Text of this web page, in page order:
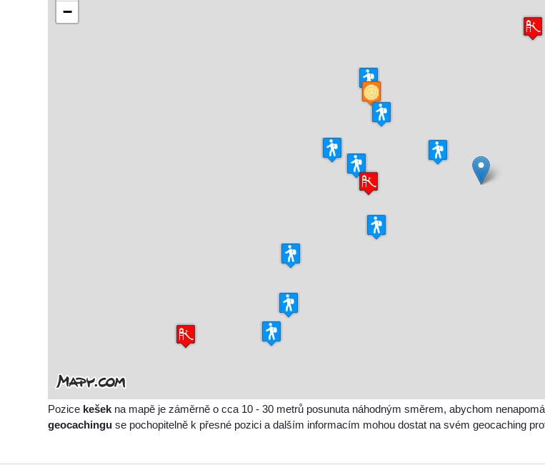
−
Pozice kešek na mapě je záměrně o cca 10 - 30 metrů posunuta náhodným směrem, abychom
geocachingu se pochopitelně k přesné pozici a dalším informacím mohou dostat na svém geocaching